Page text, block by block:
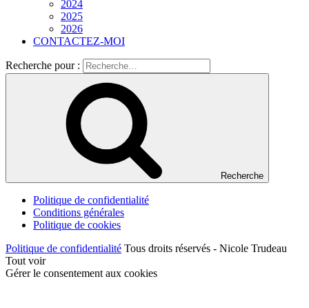
2024
2025
2026
CONTACTEZ-MOI
Recherche pour :
Recherche
Politique de confidentialité
Conditions générales
Politique de cookies
Politique de confidentialité Tous droits réservés - Nicole Trudeau
Tout voir
Gérer le consentement aux cookies